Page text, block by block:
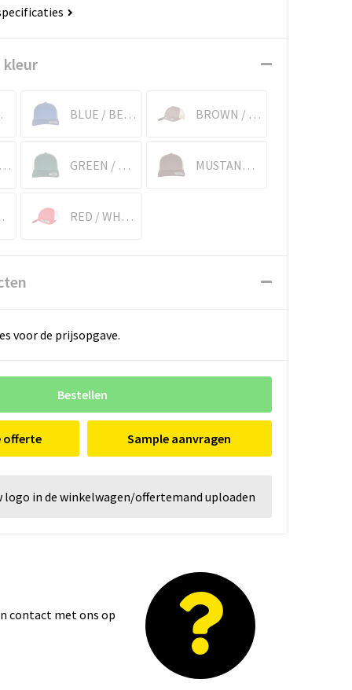
kleur
BLUE / BEIGE BROWN / KHAKI
/ WHITE GREEN / BEIGE MUSTANG / BEIGE
RED / WHITE
voor de prijsopgave.
Bestellen
offerte Sample aanvragen
logo in de winkelwagen/offertemand uploaden
contact met ons op